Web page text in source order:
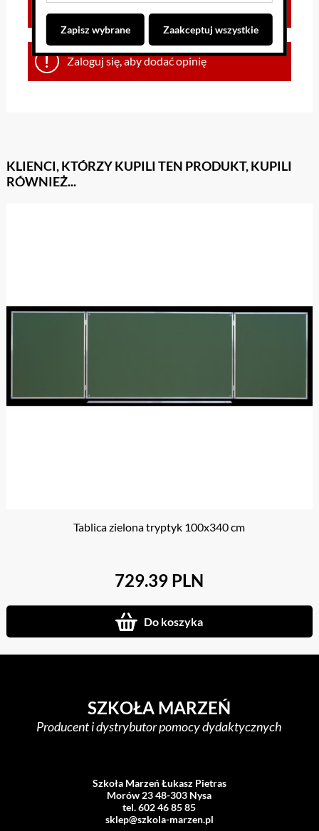
Brak opinii dla towaru
Zaloguj się, aby dodać opinię
KLIENCI, KTÓRZY KUPILI TEN PRODUKT, KUPILI
RÓWNIEŻ...
Tablica zielona tryptyk 100x340 cm
729.39 PLN
Do koszyka
SZKOŁA MARZEŃ
Producent i dystrybutor pomocy dydaktycznych
Szkoła Marzeń Łukasz Pietras
Morów 23 48-303 Nysa
tel. 602 46 85 85
sklep@szkola-marzen.pl
Zapisz wybrane Zaakceptuj wszystkie